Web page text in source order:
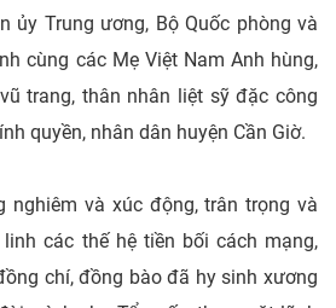
ủy Trung ương, Bộ Quốc phòng và
cùng các Mẹ Việt Nam Anh hùng,
trang, thân nhân liệt sỹ đặc công
quyền, nhân dân huyện Cần Giờ.
nghiêm và xúc động, trân trọng và
các thế hệ tiền bối cách mạng,
chí, đồng bào đã hy sinh xương